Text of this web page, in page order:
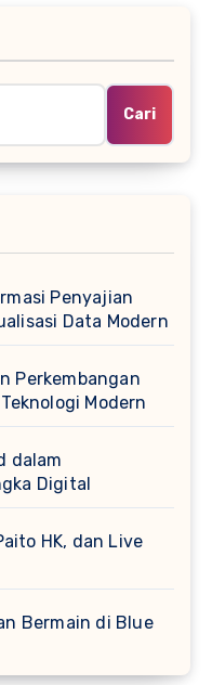
Cari
Penyajian
Data Modern
Perkembangan
Modern
dalam
Digital
HK, dan Live
Bermain di Blue